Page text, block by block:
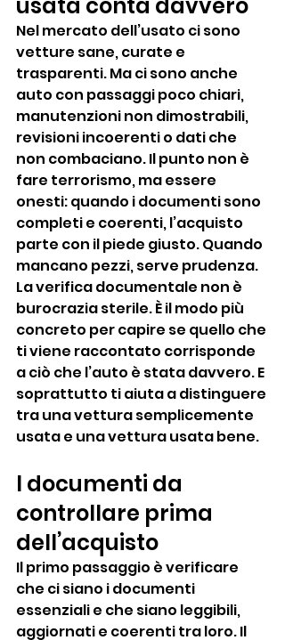
Nel mercato dell’usato ci sono
vetture sane, curate e
trasparenti. Ma ci sono anche
auto con passaggi poco chiari,
manutenzioni non dimostrabili,
revisioni incoerenti o dati che
non combaciano. Il punto non è
fare terrorismo, ma essere
onesti: quando i documenti sono
completi e coerenti, l’acquisto
parte con il piede giusto. Quando
mancano pezzi, serve prudenza.
La verifica documentale non è
burocrazia sterile. È il modo più
concreto per capire se quello che
ti viene raccontato corrisponde
a ciò che l’auto è stata davvero. E
soprattutto ti aiuta a distinguere
tra una vettura semplicemente
usata e una vettura usata bene.
I documenti da
controllare prima
dell’acquisto
Il primo passaggio è verificare
che ci siano i documenti
essenziali e che siano leggibili,
aggiornati e coerenti tra loro. Il